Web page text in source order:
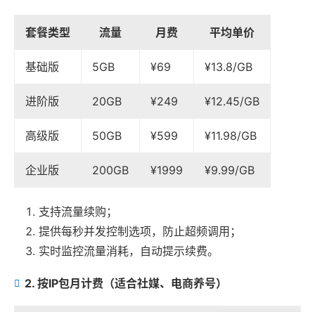
套餐类型 流量 月费 平均单价
基础版 5GB ¥69 ¥13.8/GB
进阶版 20GB ¥249 ¥12.45/GB
高级版 50GB ¥599 ¥11.98/GB
企业版 200GB ¥1999 ¥9.99/GB
支持流量续购；
提供每秒并发控制选项，防止超频调用；
实时监控流量消耗，自动提示续费。
2. 按IP包月计费（适合社媒、电商养号）